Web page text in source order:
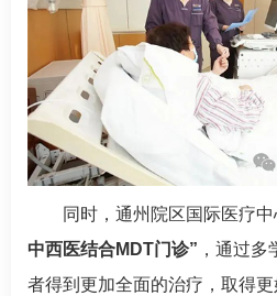
同时，通州院区国际医疗
中西医结合MDT门诊” ，通过
者得到更加全面的治疗，取得更